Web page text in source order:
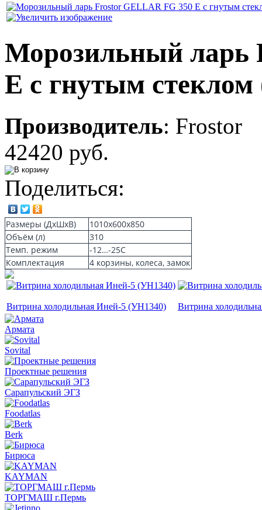
Морозильный ларь
E с гнутым
Производитель: Frostor
42420 руб.
Поделиться:
Размеры (ДхШхВ)
1010х600х850
Объём (л)
310
Темп. режим
-12…-25C
Комплектация
4 корзины, колеса, замок
Витрина холодильная Иней-5 (УН1340) Витрина
Армата
Sovital
Проектные решения
Сарапульский ЭГЗ
Foodatlas
Berk
Бирюса
KAYMAN
ТОРГМАШ г.Пермь